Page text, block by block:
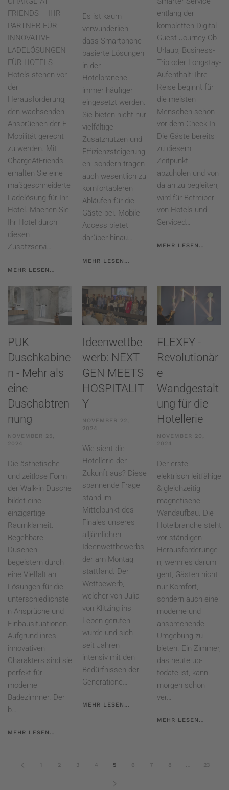
FRIENDS – IHR
PARTNER FÜR
INNOVATIVE
LADELÖSUNGEN
FÜR HOTELS
Hotels stehen vor
der
Herausforderung,
den wachsenden
Ansprüchen der E-
Mobilität gerecht
zu werden. Mit
ChargeAtFriends
erhalten Sie eine
maßgeschneiderte
Ladelösung für Ihr
Hotel. Machen Sie
Ihr Hotel durch
diesen
Zusatzservi…
MEHR LESEN…
Es ist kaum
verwunderlich,
dass Smartphone-
basierte Lösungen
in der
Hotelbranche
immer häufiger
eingesetzt werden.
Sie bieten nicht nur
vielfältige
Zusatznutzen und
Effizienzsteigerung
en, sondern tragen
auch wesentlich zu
komfortableren
Abläufen für die
Gäste bei. Mobile
Access bietet
darüber hinau…
MEHR LESEN…
entlang der
kompletten Digital
Guest Journey Ob
Urlaub, Business-
Trip oder Longstay-
Aufenthalt: Ihre
Reise beginnt für
die meisten
Menschen schon
vor dem Check-In.
Die Gäste bereits
zu diesem
Zeitpunkt
abzuholen und von
da an zu begleiten,
wird für Betreiber
von Hotels und
Serviced…
MEHR LESEN…
PUK
Duschkabine
n - Mehr als
eine
Duschabtren
nung
NOVEMBER 25,
2024
Die ästhetische
und zeitlose Form
der Walk-in Dusche
bildet eine
einzigartige
Raumklarheit.
Begehbare
Duschen
begeistern durch
eine Vielfalt an
Lösungen für die
unterschiedlichste
n Ansprüche und
Einbausituationen.
Aufgrund ihres
innovativen
Charakters sind sie
perfekt für
moderne
Badezimmer. Der
b…
MEHR LESEN…
Ideenwettbe
werb: NEXT
GEN MEETS
HOSPITALIT
Y
NOVEMBER 22,
2024
Wie sieht die
Hotellerie der
Zukunft aus? Diese
spannende Frage
stand im
Mittelpunkt des
Finales unseres
alljährlichen
Ideenwettbewerbs,
der am Montag
stattfand. Der
Wettbewerb,
welcher von Julia
von Klitzing ins
Leben gerufen
wurde und sich
seit Jahren
intensiv mit den
Bedürfnissen der
Generatione…
MEHR LESEN…
FLEXFY -
Revolutionär
e
Wandgestalt
ung für die
Hotellerie
NOVEMBER 20,
2024
Der erste
elektrisch leitfähige
& gleichzeitig
magnetische
Wandaufbau. Die
Hotelbranche steht
vor ständigen
Herausforderunge
n, wenn es darum
geht, Gästen nicht
nur Komfort,
sondern auch eine
moderne und
ansprechende
Umgebung zu
bieten. Ein Zimmer,
das heute up-
todate ist, kann
morgen schon
ver…
MEHR LESEN…
1 2 3 4 5 6 7 8 … 23